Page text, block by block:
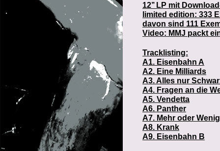
12’’ LP mit
limited edition: 333
davon sind 111
Video: MMJ packt
Tracklisting:
A1. Eisenbahn A
A2. Eine Milliards
A3. Alles nur
A4. Fragen an die
A5. Vendetta
A6. Panther
A7. Mehr oder
A8. Krank
A9. Eisenbahn B